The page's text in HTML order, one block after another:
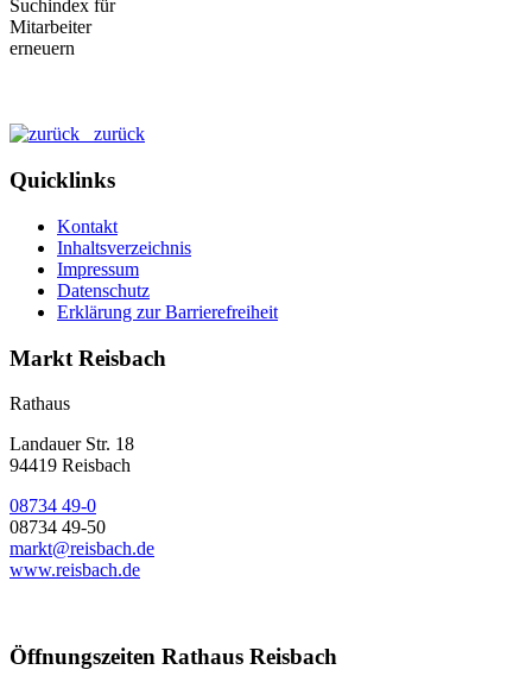
zurück
Quicklinks
Kontakt
Inhaltsverzeichnis
Impressum
Datenschutz
Erklärung zur Barrierefreiheit
Markt Reisbach
Rathaus
Landauer Str. 18
94419 Reisbach
08734 49-0
08734 49-50
markt@reisbach.de
www.reisbach.de
Öffnungszeiten Rathaus Reisbach